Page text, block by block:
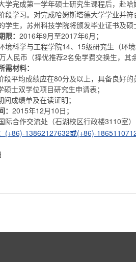
学完成第一学年硕士研究生课程后，赴
段学习。对完成哈姆斯塔德大学学业并
学生，苏州科技学院将颁发毕业证书及硕
： 2016年9月至2017年6月；
境科学与工程学院14、15级研究生（环
人民币（择优推荐2名免学费交换生，其
材料：
段平均成绩应在80分及以上，具备良好的
士双学位项目研究生申请表；
成绩单及在读证明；
2015年12月10日；
际合作交流处（石湖校区行政楼3110室
(+86)-13862127632或(+86)-